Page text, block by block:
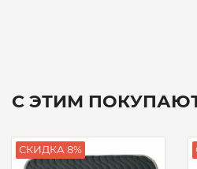
С ЭТИМ
СКИДКА 8%